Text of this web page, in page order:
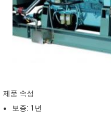
제품 속성
보증: 1년